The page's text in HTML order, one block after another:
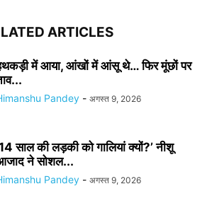
ARTICLES
में आया, आंखों में आंसू थे… फिर मूंछों पर
Pandey - अगस्त 9, 2026
साल की लड़की को गालियां क्यों?’ नीशू
ने सोशल...
Pandey - अगस्त 9, 2026